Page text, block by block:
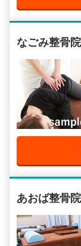
なごみ整骨院
あおば整骨院